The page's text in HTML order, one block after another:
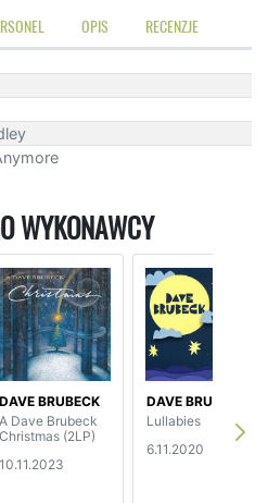
OPIS RECENZJE
WYKONAWCY
DAVE BRUBECK
A Dave Brubeck
Christmas (2LP)
10.11.2023
DAVE BRUBECK
Lullabies
6.11.2020